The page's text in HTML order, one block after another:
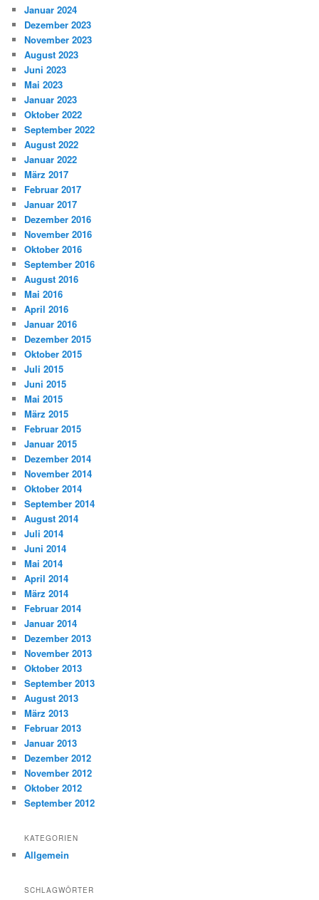
Januar 2024
Dezember 2023
November 2023
August 2023
Juni 2023
Mai 2023
Januar 2023
Oktober 2022
September 2022
August 2022
Januar 2022
März 2017
Februar 2017
Januar 2017
Dezember 2016
November 2016
Oktober 2016
September 2016
August 2016
Mai 2016
April 2016
Januar 2016
Dezember 2015
Oktober 2015
Juli 2015
Juni 2015
Mai 2015
März 2015
Februar 2015
Januar 2015
Dezember 2014
November 2014
Oktober 2014
September 2014
August 2014
Juli 2014
Juni 2014
Mai 2014
April 2014
März 2014
Februar 2014
Januar 2014
Dezember 2013
November 2013
Oktober 2013
September 2013
August 2013
März 2013
Februar 2013
Januar 2013
Dezember 2012
November 2012
Oktober 2012
September 2012
KATEGORIEN
Allgemein
SCHLAGWÖRTER